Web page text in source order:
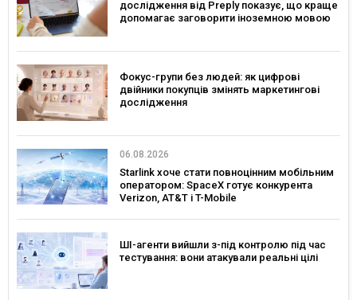
дослідження від Preply показує, що краще
допомагає заговорити іноземною мовою
Фокус-групи без людей: як цифрові
двійники покупців змінять маркетингові
дослідження
06.08.2026
Starlink хоче стати повноцінним мобільним
оператором: SpaceX готує конкурента
Verizon, AT&T і T-Mobile
ШІ-агенти вийшли з-під контролю під час
тестування: вони атакували реальні цілі